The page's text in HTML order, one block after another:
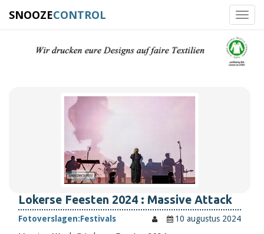
SNOOZECONTROL
Lokerse Feesten 2024 : Massive Attack
Fotoverslagen:Festivals
10 augustus 2024